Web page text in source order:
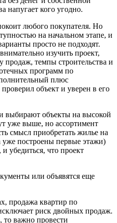
напугает кого угодно.
любого покупателя. Но
на начальном этапе, и
просто не подходят.
изучить проект,
темпы строительства и
программ по
плюс
объект и уверен в его
выбирают объекты на высокой
уже выше, но ассортимент
смысл приобретать жилье на
уже построены первые этажи)
убедиться, что проект
или объявятся еще
продажа квартир по
риск двойных продаж.
то важно провести